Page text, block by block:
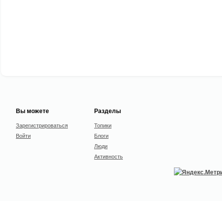
Вы можете
Зарегистрироваться
Войти
Разделы
Топики
Блоги
Люди
Активность